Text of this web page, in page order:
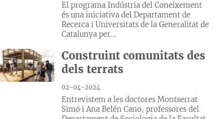
El programa Indústria del Coneixement
és una iniciativa del Departament de
Recerca i Universitats de la Generalitat de
Catalunya per...
Construint comunitats des
dels terrats
02-04-2024
Entrevistem a les doctores Montserrat
Simó i Ana Belén Cano, professores del